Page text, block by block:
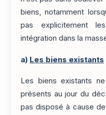
biens, notamment
pas explicitement
intégration dans la
a) Les biens existants
Les biens existants
présents au jour du
pas disposé à cause